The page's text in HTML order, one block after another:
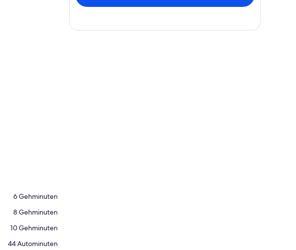
‪6 Gehminuten‬
‪8 Gehminuten‬
‪10 Gehminuten‬
‪44 Autominuten‬